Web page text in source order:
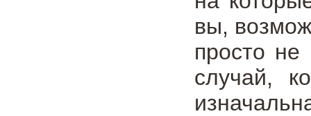
вы,
просто не
случай,